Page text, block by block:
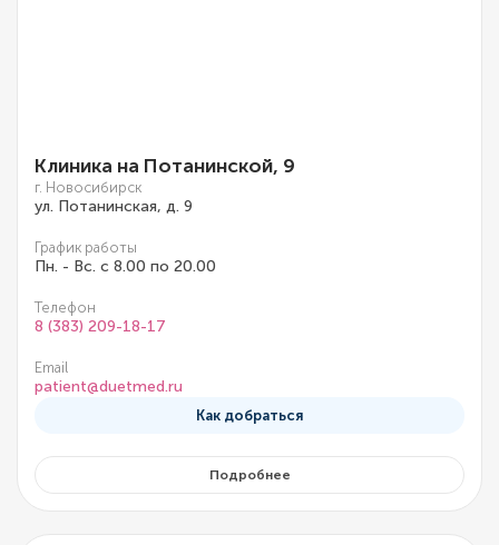
Клиника на Потанинской, 9
г. Новосибирск
ул. Потанинская, д. 9
График работы
Пн. - Вс. с 8.00 по 20.00
Телефон
8 (383) 209-18-17
Email
patient@duetmed.ru
Как добраться
Подробнее